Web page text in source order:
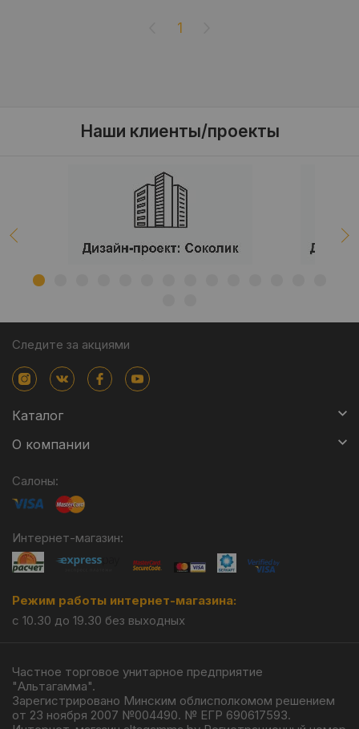
1
Наши клиенты/проекты
Следите за акциями
Каталог
О компании
Салоны:
Интернет-магазин:
Режим работы интернет-магазина:
с 10.30 до 19.30 без выходных
Частное торговое унитарное предприятие
"Альтагамма".
Зарегистрировано Минским облисполкомом решением
от 23 ноября 2007 №004490. № ЕГР 690617593.